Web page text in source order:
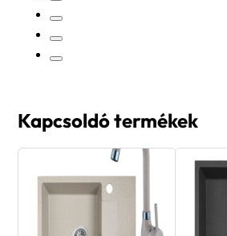
Kapcsoldó termékek